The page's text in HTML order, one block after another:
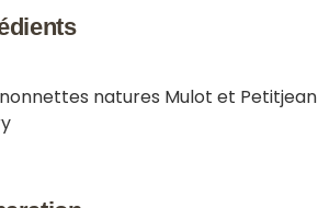
nonnettes natures Mulot et Petitjean